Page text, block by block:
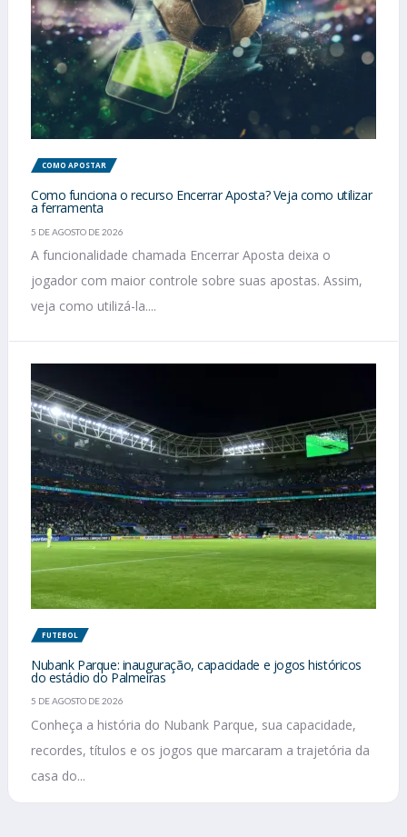
COMO APOSTAR
Como funciona o recurso Encerrar Aposta? Veja como utilizar
a ferramenta
5 DE AGOSTO DE 2026
A funcionalidade chamada Encerrar Aposta deixa o
jogador com maior controle sobre suas apostas. Assim,
veja como utilizá-la....
FUTEBOL
Nubank Parque: inauguração, capacidade e jogos históricos
do estádio do Palmeiras
5 DE AGOSTO DE 2026
Conheça a história do Nubank Parque, sua capacidade,
recordes, títulos e os jogos que marcaram a trajetória da
casa do...